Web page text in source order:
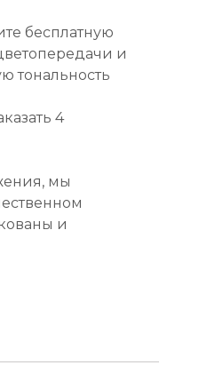
бесплатную
и
тональность
4
мы
и